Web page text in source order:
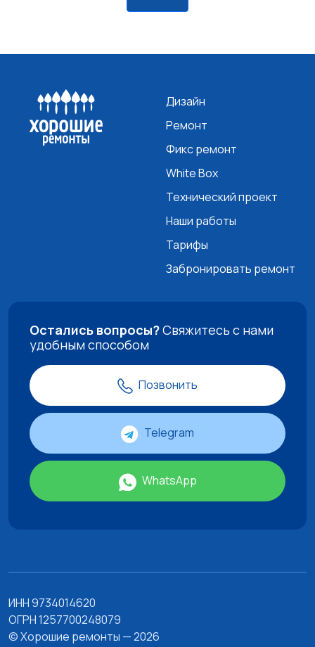
Дизайн
Ремонт
Фикс ремонт
White Box
Технический проект
Наши работы
Тарифы
Забронировать ремонт
Остались вопросы?Свяжитесь с нами
удобным способом
Позвонить
Telegram
WhatsApp
ИНН 9734014620
ОГРН 1257700248079
© Хорошие ремонты — 2026